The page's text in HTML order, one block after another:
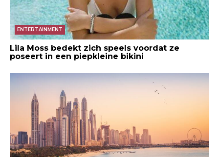
ENTERTAINMENT
Lila Moss bedekt zich speels voordat ze
poseert in een piepkleine bikini